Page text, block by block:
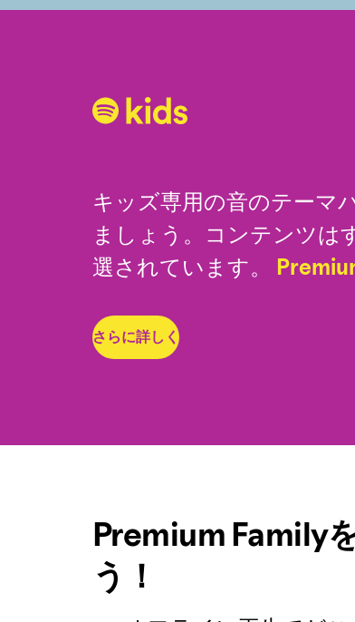
キッズ専用の音のテーマ
ましょう。コンテンツは
選されています。
さらに詳しく
Premium Family
う！